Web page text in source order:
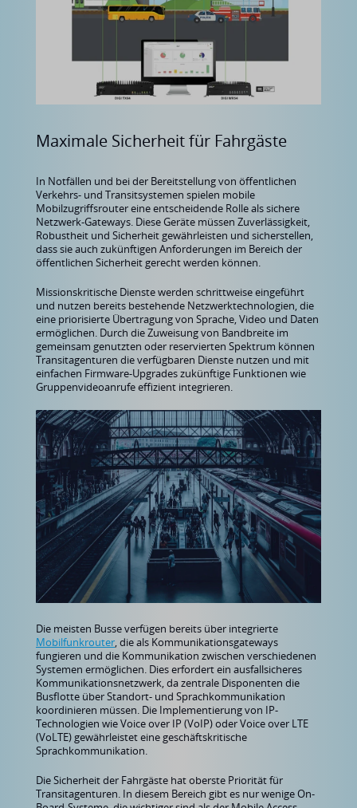
Maximale Sicherheit für Fahrgäste
In Notfällen und bei der Bereitstellung von öffentlichen
Verkehrs- und Transitsystemen spielen mobile
Mobilzugriffsrouter eine entscheidende Rolle als sichere
Netzwerk-Gateways. Diese Geräte müssen Zuverlässigkeit,
Robustheit und Sicherheit gewährleisten und sicherstellen,
dass sie auch zukünftigen Anforderungen im Bereich der
öffentlichen Sicherheit gerecht werden können.
Missionskritische Dienste werden schrittweise eingeführt
und nutzen bereits bestehende Netzwerktechnologien, die
eine priorisierte Übertragung von Sprache, Video und Daten
ermöglichen. Durch die Zuweisung von Bandbreite im
gemeinsam genutzten oder reservierten Spektrum können
Transitagenturen die verfügbaren Dienste nutzen und mit
einfachen Firmware-Upgrades zukünftige Funktionen wie
Gruppenvideoanrufe effizient integrieren.
Die meisten Busse verfügen bereits über integrierte
Mobilfunkrouter, die als Kommunikationsgateways
fungieren und die Kommunikation zwischen verschiedenen
Systemen ermöglichen. Dies erfordert ein ausfallsicheres
Kommunikationsnetzwerk, da zentrale Disponenten die
Busflotte über Standort- und Sprachkommunikation
koordinieren müssen. Die Implementierung von IP-
Technologien wie Voice over IP (VoIP) oder Voice over LTE
(VoLTE) gewährleistet eine geschäftskritische
Sprachkommunikation.
Die Sicherheit der Fahrgäste hat oberste Priorität für
Transitagenturen. In diesem Bereich gibt es nur wenige On-